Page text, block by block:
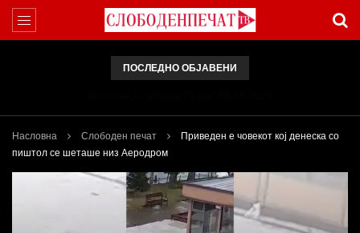
ПОСЛЕДНО ОБЈАВЕНИ
Насловна Слободен печат
Приведен е човекот кој денеска со
пиштол се шеташе низ Аеродром